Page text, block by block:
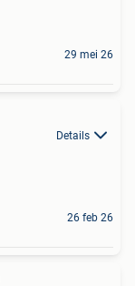
29 mei 26
Details
26 feb 26